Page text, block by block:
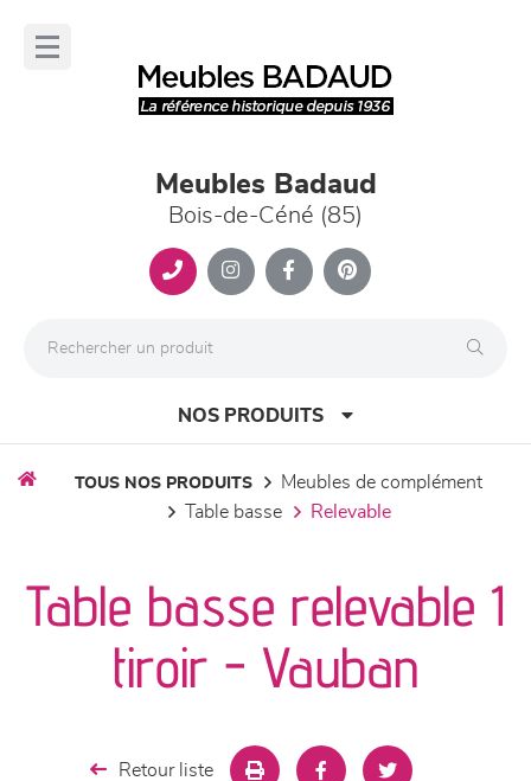
Meubles Badaud
Bois-de-Céné (85)
NOS PRODUITS
séjours
meubles de complément
TOUS NOS PRODUITS
meubles de complément
table basse
relevable
Table basse relevable 1
tiroir - Vauban
Retour liste